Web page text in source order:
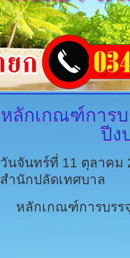
หลักเกณฑ์การ
ปีง
วันจันทร์ที่ 11 ตุลาคม
สำนักปลัดเทศบาล
หลักเกณฑ์การบรร